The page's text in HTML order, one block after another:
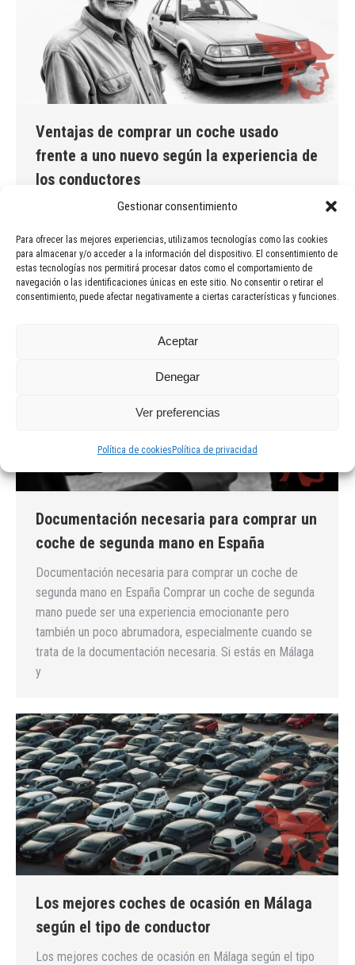
Gestionar consentimiento
Para ofrecer las mejores experiencias, utilizamos tecnologías como las cookies
para almacenar y/o acceder a la información del dispositivo. El consentimiento de
estas tecnologías nos permitirá procesar datos como el comportamiento de
navegación o las identificaciones únicas en este sitio. No consentir o retirar el
consentimiento, puede afectar negativamente a ciertas características y funciones.
Aceptar
Denegar
Ver preferencias
Política de cookiesPolítica de privacidad
Ventajas de comprar un coche usado
frente a uno nuevo según la experiencia de
los conductores
Ventajas de comprar un coche usado frente a uno nuevo
pensando en comprar un coche y no sabes si optar por
uno nuevo o de segunda mano? Esta es una pregunta que
muchos
Documentación necesaria para comprar un
coche de segunda mano en España
Documentación necesaria para comprar un coche de
segunda mano en España Comprar un coche de segunda
mano puede ser una experiencia emocionante pero
también un poco abrumadora, especialmente cuando se
trata de la documentación necesaria. Si estás en Málaga
y
Los mejores coches de ocasión en Málaga
según el tipo de conductor
Los mejores coches de ocasión en Málaga según el tipo